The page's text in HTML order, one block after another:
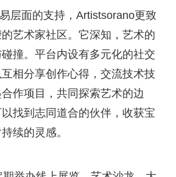
层面的支持，Artistsorano更致
艺术家社区。它深知，艺术的
撞。平台内设有多元化的社交
相分享创作心得，交流技术技
作项目，共同探索艺术的边
找到志同道合的伙伴，收获宝
续的灵感。